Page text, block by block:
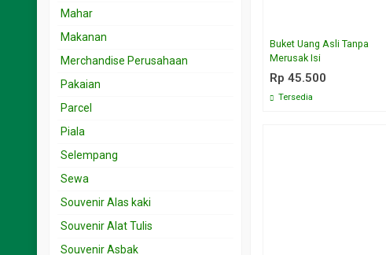
Buket Uang Asli Tanpa
Merusak Isi
Rp 45.500
Tersedia
Undangan 501-999
Mahar
Makanan
Merchandise Perusahaan
Pakaian
Parcel
Piala
Selempang
Sewa
Souvenir Alas kaki
Souvenir Alat Tulis
Souvenir Asbak